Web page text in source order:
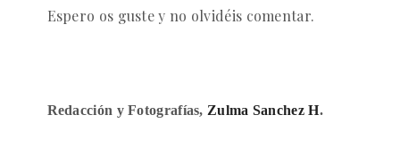
Espero os guste y no olvidéis comentar.
Redacción y Fotografías, Zulma Sanchez H.